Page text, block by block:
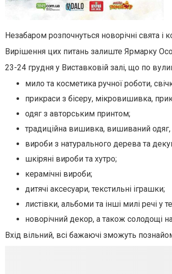
Незабаром розпочнуться новорічні свята
Вирішення цих питань залиште Ярмарку
23-24 грудня у Виставковій залі, що по
мило та косметика ручної роботи,
прикраси з бісеру, мікровишивка,
одяг з авторським принтом;
традиційна вишивка, вишиваний одяг,
вироби з натурального дерева та
шкіряні вироби та хутро;
керамічні вироби;
дитячі аксесуари, текстильні іграшки;
листівки, альбоми та інші милі речі у
новорічний декор, а також солодощі
Вхід вільний, всі бажаючі зможуть